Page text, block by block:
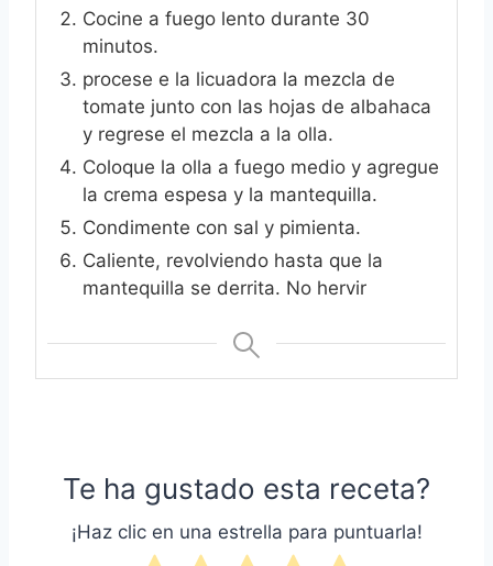
Cocine a fuego lento durante 30
minutos.
procese e la licuadora la mezcla de
tomate junto con las hojas de albahaca
y regrese el mezcla a la olla.
Coloque la olla a fuego medio y agregue
la crema espesa y la mantequilla.
Condimente con sal y pimienta.
Caliente, revolviendo hasta que la
mantequilla se derrita. No hervir
Te ha gustado esta receta?
¡Haz clic en una estrella para puntuarla!